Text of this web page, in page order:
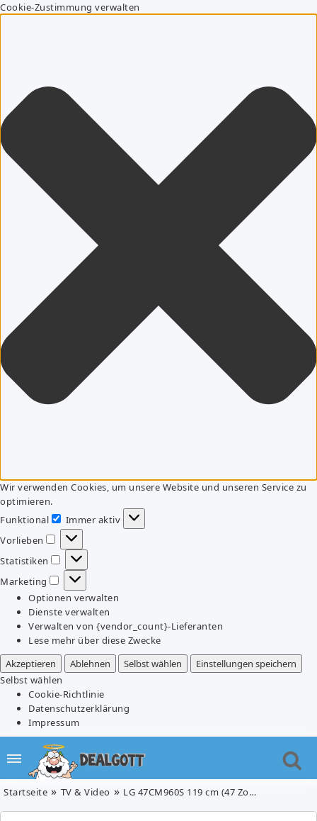
Cookie-Zustimmung verwalten
Wir verwenden Cookies, um unsere Website und unseren Service zu
optimieren.
Funktional
Funktional
Immer aktiv
Vorlieben
Vorlieben
Statistiken
Statistiken
Marketing
Marketing
Optionen verwalten
Dienste verwalten
Verwalten von {vendor_count}-Lieferanten
Lese mehr über diese Zwecke
Akzeptieren
Ablehnen Selbst wählen
Einstellungen speichern
Selbst wählen
Cookie-Richtlinie
Datenschutzerklärung
Impressum
Startseite TV & Video LG 47CM960S 119 cm (47 Zoll) Cinema 3D LCD-Fernseher (Full-HD, 100Hz MCI, DVB-T/C/S, CI+, DLNA) für 449,99 Euroo